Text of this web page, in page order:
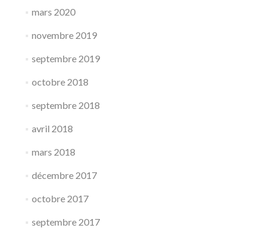
mars 2020
novembre 2019
septembre 2019
octobre 2018
septembre 2018
avril 2018
mars 2018
décembre 2017
octobre 2017
septembre 2017